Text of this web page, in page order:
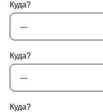
Куда?
Куда?
Куда?